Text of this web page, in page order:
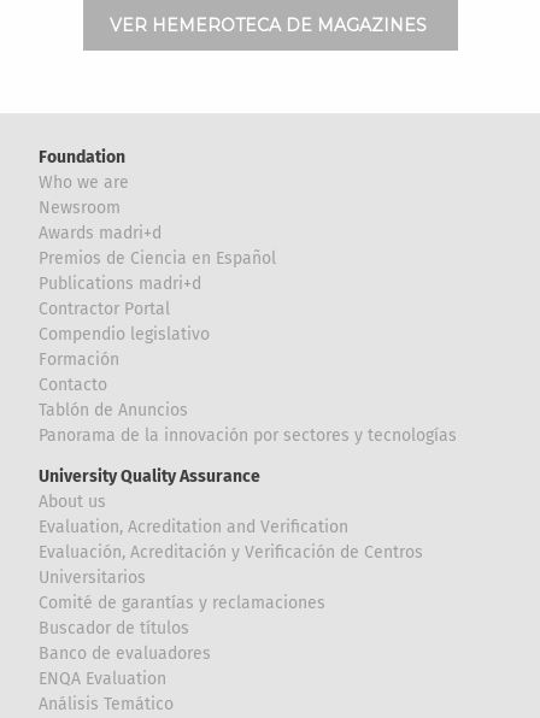
VER HEMEROTECA DE MAGAZINES
Foundation
Who we are
Newsroom
Awards madri+d
Premios de Ciencia en Español
Publications madri+d
Contractor Portal
Compendio legislativo
Formación
Contacto
Tablón de Anuncios
Panorama de la innovación por sectores y tecnologías
University Quality Assurance
About us
Evaluation, Acreditation and Verification
Evaluación, Acreditación y Verificación de Centros
Universitarios
Comité de garantías y reclamaciones
Buscador de títulos
Banco de evaluadores
ENQA Evaluation
Análisis Temático